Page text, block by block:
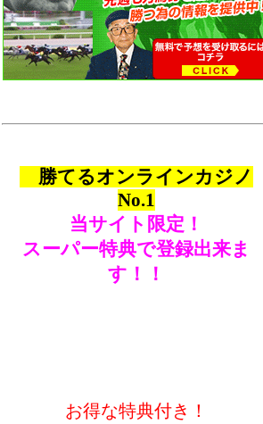
勝てるオンラインカジノ
No.1
当サイト限定！
スーパー特典で登録出来ま
す！！
お得な特典付き！